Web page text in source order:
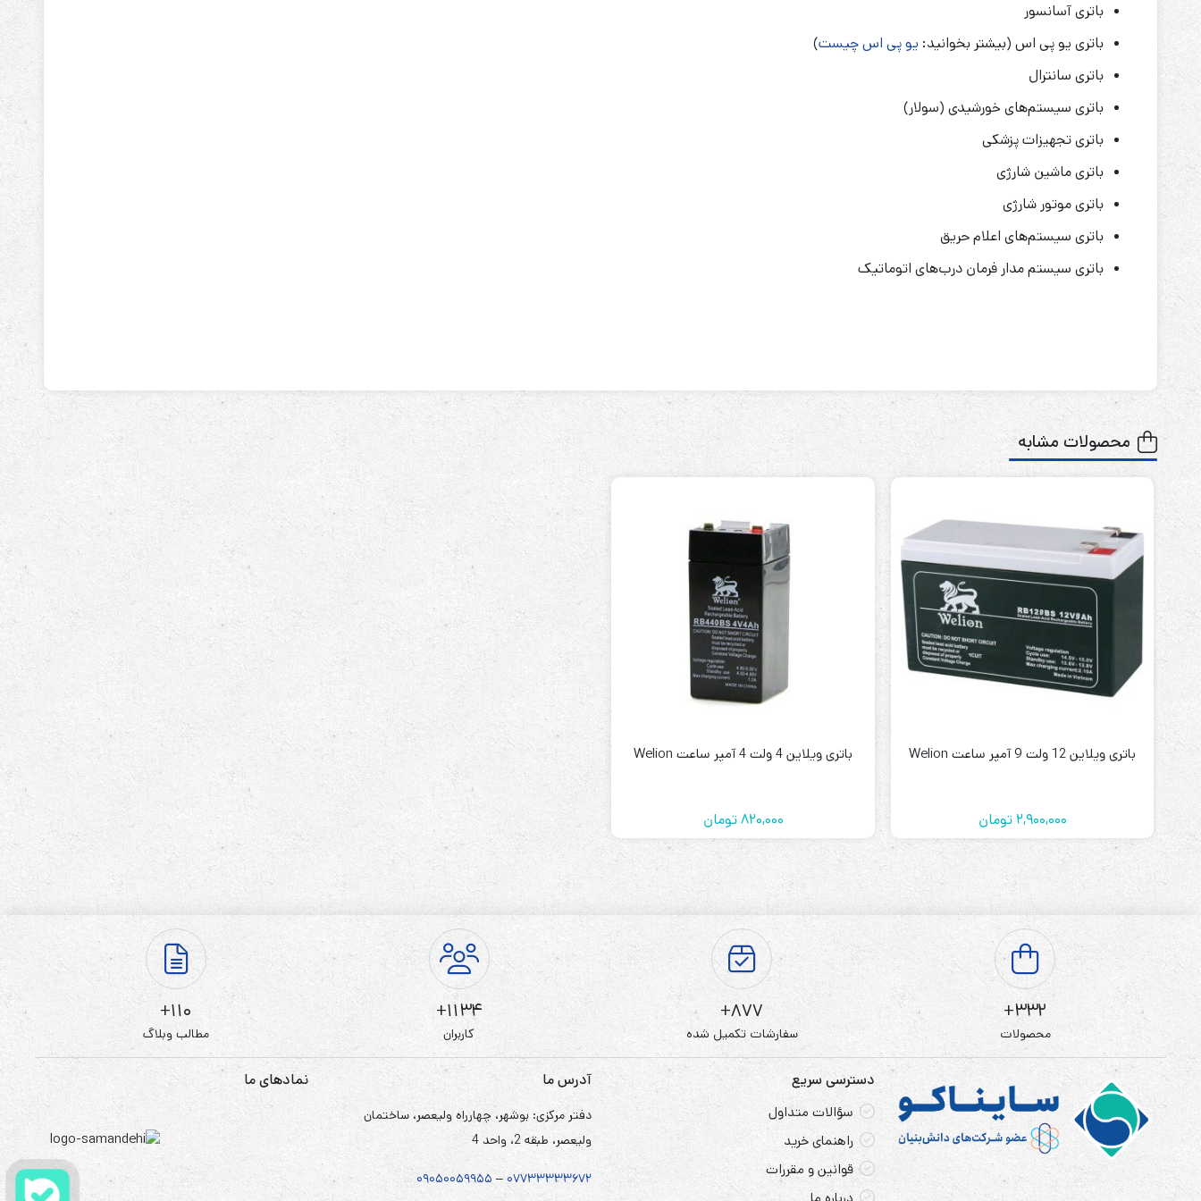
باتری آسانسور
باتری یو پی اس (بیشتر بخوانید: یو پی اس چیست)
باتری سانترال
باتری سیستم‌های خورشیدی (سولار)
باتری تجهیزات پزشکی
باتری ماشین شارژی
باتری موتور شارژی
باتری سیستم‌های اعلام حریق
باتری سیستم مدار فرمان درب‌های اتوماتیک
محصولات مشابه
باتری ویلاین 12 ولت 9 آمپر ساعت Welion
2,900,000 تومان
باتری ویلاین 4 ولت 4 آمپر ساعت Welion
820,000تومان
332+
محصولات
877+
سفارشات تکمیل شده
1134+
کاربران
110+
مطالب وبلاگ
دسترسی سریع
سؤالات متداول
راهنمای خرید
قوانین و مقررات
آدرس ما
دفتر مرکزی: بوشهر، چهارراه ولیعصر، ساختمان
ولیعصر، طبقه 2، واحد 4
۰۷۷۳۳۳۳۳۶۷۲ – ۰۹۰۵۰۰۵۹۹۵۵
نمادهای ما